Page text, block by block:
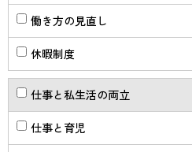
働き方の見直し
休暇制度
仕事と私生活の両立
仕事と育児